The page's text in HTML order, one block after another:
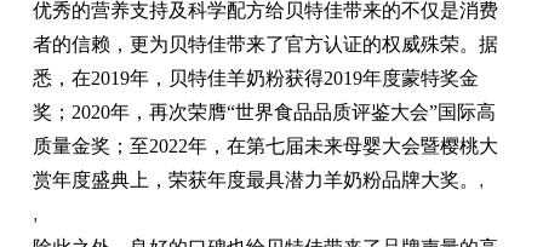
优秀的营养支持及科学配方给贝特佳带来的不仅是消费
者的信赖，更为贝特佳带来了官方认证的权威殊荣。据
悉，在2019年，贝特佳羊奶粉获得2019年度蒙特奖金
奖；2020年，再次荣膺“世界食品品质评鉴大会”国际高
质量金奖；至2022年，在第七届未来母婴大会暨樱桃大
赏年度盛典上，荣获年度最具潜力羊奶粉品牌大奖。 ,
,